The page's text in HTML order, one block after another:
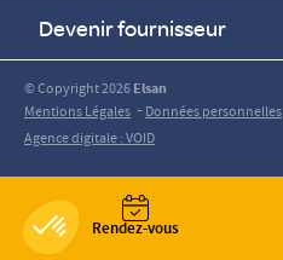
Rendez-vous
Devenir fournisseur
© Copyright 2026Elsan
Mentions Légales -Données personnelles
Agence digitale : VOID